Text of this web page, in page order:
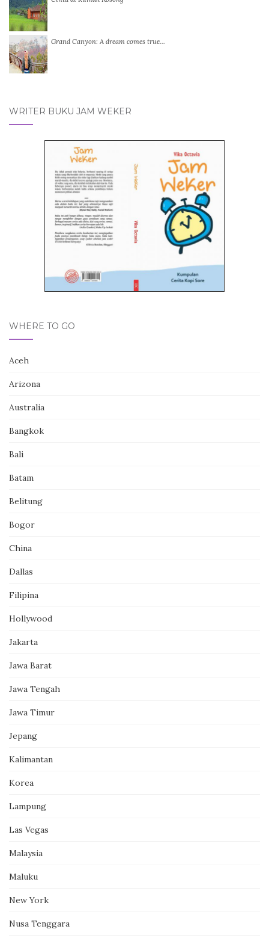
Grand Canyon: A dream comes true…
WRITER BUKU JAM WEKER
WHERE TO GO
Aceh
Arizona
Australia
Bangkok
Bali
Batam
Belitung
Bogor
China
Dallas
Filipina
Hollywood
Jakarta
Jawa Barat
Jawa Tengah
Jawa Timur
Jepang
Kalimantan
Korea
Lampung
Las Vegas
Malaysia
Maluku
New York
Nusa Tenggara